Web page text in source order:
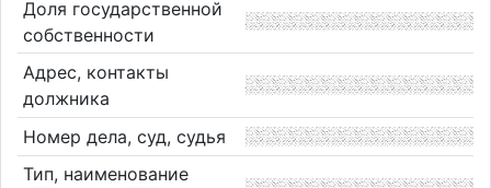
Доля государственной
собственности
Адрес, контакты
должника
Номер дела, суд, судья
Тип, наименование